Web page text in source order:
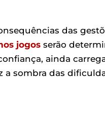
das
jogos serão
ainda
sombra das